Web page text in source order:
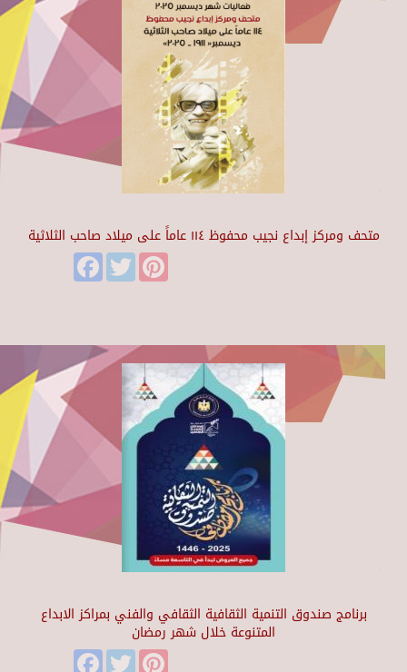
متحف ومركز إبداع نجيب محفوظ ١١٤ عاماً على ميلاد صاحب الثلاثية
FacebookTwitter
برنامج صندوق التنمية الثقافية الثقافي والفني بمراكز الابداع
المتنوعة خلال شهر رمضان
FacebookTwitter